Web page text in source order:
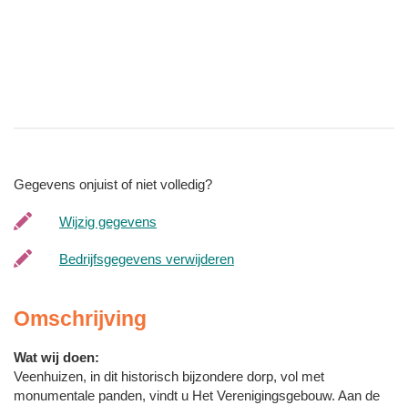
Gegevens onjuist of niet volledig?
Wijzig gegevens
Bedrijfsgegevens verwijderen
Omschrijving
Wat wij doen:
Veenhuizen, in dit historisch bijzondere dorp, vol met
monumentale panden, vindt u Het Verenigingsgebouw. Aan de